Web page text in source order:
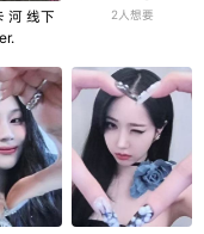
河 线下
2人想要